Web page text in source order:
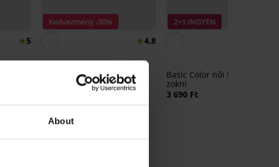
About
5
Kedvezmény -30%
4,8
5PACK szilon térdzokni 20
3 690 Ft
2+1 INGYEN
Basic Color női térd feletti
zokni
3 690 Ft